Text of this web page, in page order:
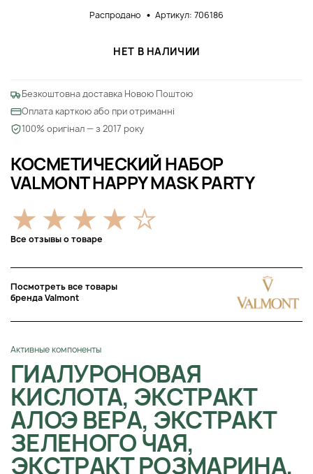
КОСМЕТИЧЕСКИЙ НАБОР
VALMONT HAPPY MASK PARTY
Все отзывы о товаре
Посмотреть все товары
бренда Valmont
Активные компоненты
ГИАЛУРОНОВАЯ
КИСЛОТА, ЭКСТРАКТ
АЛОЭ ВЕРА, ЭКСТРАКТ
ЗЕЛЕНОГО ЧАЯ,
ЭКСТРАКТ РОЗМАРИНА,
Распродано Артикул: 706186
НЕТ В НАЛИЧИИ
Безкоштовна доставка Новою Поштою
Оплата карткою або при отриманні
100% оригінал — з 2017 року